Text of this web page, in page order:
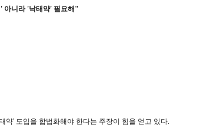
아니라 '낙태약' 필요해"
약' 도입을 합법화해야 한다는 주장이 힘을 얻고 있다.